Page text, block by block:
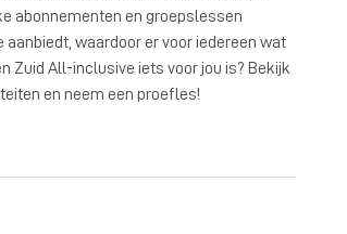
abonnementen en groepslessen
waardoor er voor iedereen wat
Zuid All-inclusive iets voor jou is? Bekijk
en neem een proefles!